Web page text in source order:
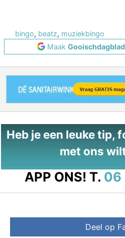
bingo, beatz, muziekbingo
Maak Gooischdagblad
Heb je een leuke tip,
met ons
APP ONS! T. 06
Deel op